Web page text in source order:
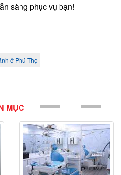
sàng phục vụ bạn!
ở Phú Thọ
MỤC